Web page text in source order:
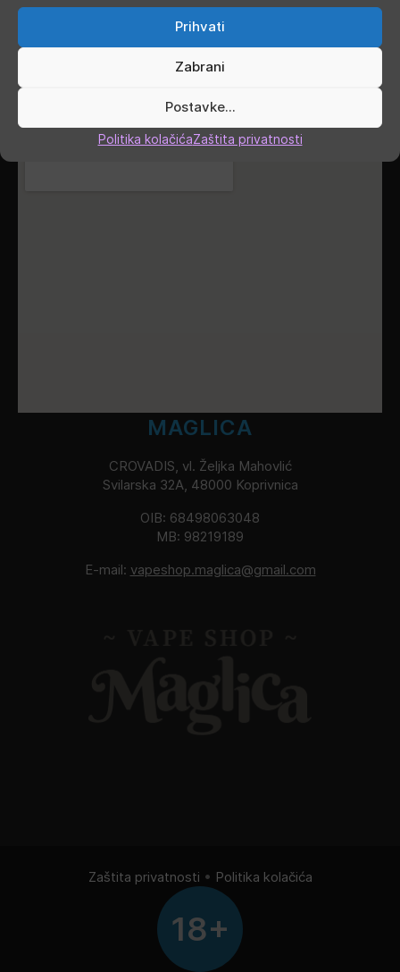
Prihvati
Zabrani
Postavke...
Politika kolačićaZaštita privatnosti
MAGLICA
CROVADIS, vl. Željka Mahovlić
Svilarska 32A, 48000 Koprivnica
OIB: 68498063048
MB: 98219189
E-mail: vapeshop.maglica@gmail.com
Zaštita privatnosti • Politika kolačića
18+